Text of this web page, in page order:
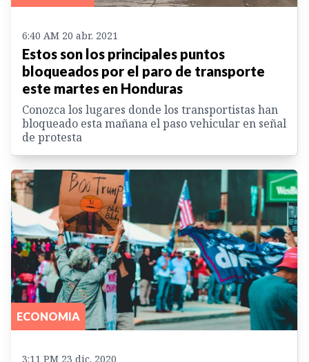
6:40 AM 20 abr. 2021
Estos son los principales puntos
bloqueados por el paro de transporte
este martes en Honduras
Conozca los lugares donde los transportistas han
bloqueado esta mañana el paso vehicular en señal
de protesta
ECONOMIA
3:11 PM 23 dic. 2020